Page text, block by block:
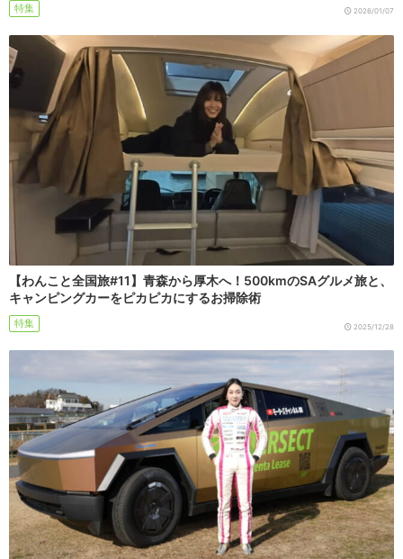
特集 2026/01/07
【わんこと全国旅#11】青森から厚木へ！500kmのSAグルメ旅と、
キャンピングカーをピカピカにするお掃除術
特集 2025/12/28